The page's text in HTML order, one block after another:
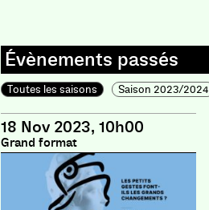
Toutes les saisons Saison 2023/2024
18 Nov 2023, 10h00
Grand format